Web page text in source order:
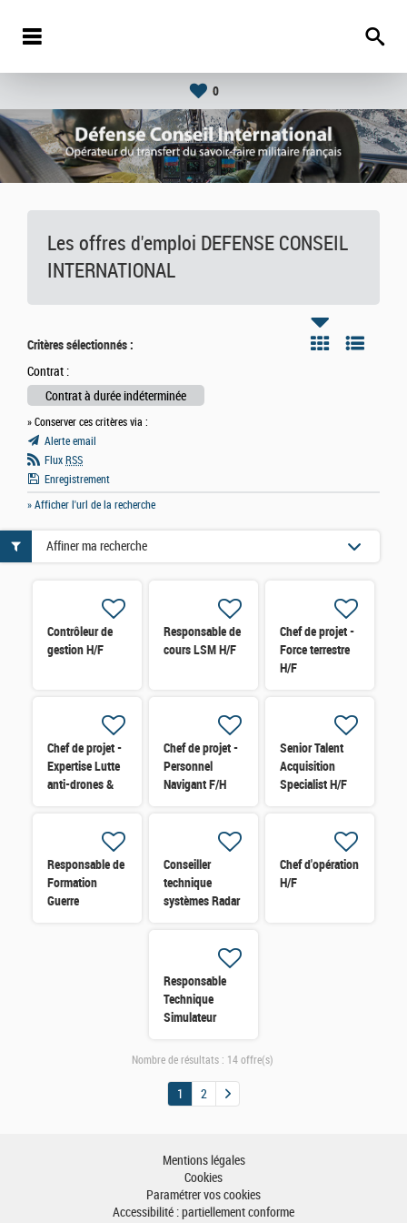
0
Les offres d'emploi DEFENSE CONSEIL
INTERNATIONAL
Critères sélectionnés :
Contrat :
Contrat à durée indéterminée
» Conserver ces critères via :
Alerte email
Flux RSS
Enregistrement
» Afficher l'url de la recherche
Contrôleur de
gestion H/F
Responsable de
cours LSM H/F
Chef de projet -
Force terrestre
H/F
Chef de projet -
Expertise Lutte
anti-drones &
Chef de projet -
Personnel
Navigant F/H
Senior Talent
Acquisition
Specialist H/F
Responsable de
Formation
Guerre
Conseiller
technique
systèmes Radar
Chef d'opération
H/F
Responsable
Technique
Simulateur
Affiner ma recherche
Nombre de résultats : 14 offre(s)
1 2
Mentions légales
Cookies
Paramétrer vos cookies
Accessibilité : partiellement conforme